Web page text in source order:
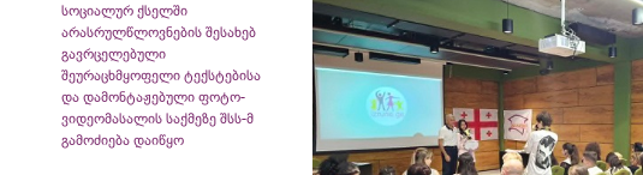
სოციალურ ქსელში
არასრულწლოვნების შესახებ
გავრცელებული
შეურაცხმყოფელი ტექსტებისა
და დამონტაჟებული ფოტო-
ვიდეომასალის საქმეზე შსს-მ
გამოძიება დაიწყო